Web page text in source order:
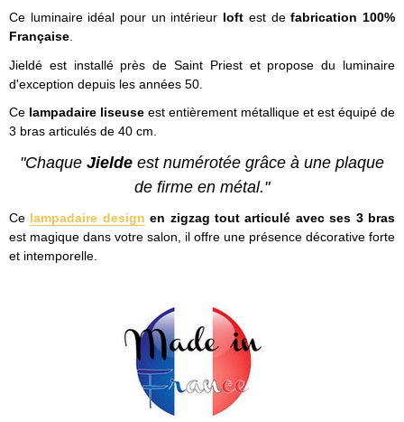
Ce luminaire idéal pour un intérieur loft est defabrication 100%
Française
Jieldé est installé près de Saint Priest et propose du luminaire
d'exception depuis les années 50.
Ce lampadaire liseuse est entièrement métallique et est équipé de
3 bras articulés de 40 cm.
"Chaque Jielde est numérotée grâce à une plaque
de firme en métal."
Ce lampadaire design en zigzag tout articulé avec ses 3 bras
est magique dans votre salon, il offre une présence décorative forte
et intemporelle.